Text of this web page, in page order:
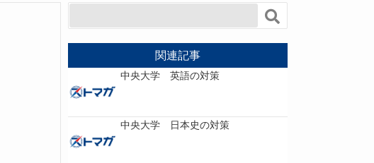
関連記事
中央大学 英語の対策
中央大学 日本史の対策